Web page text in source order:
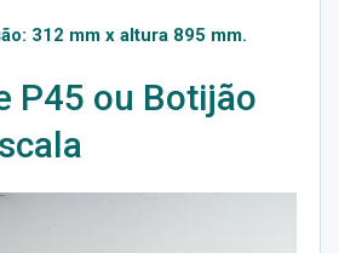
: 312 mm x altura 895 mm.
P45 ou Botijão